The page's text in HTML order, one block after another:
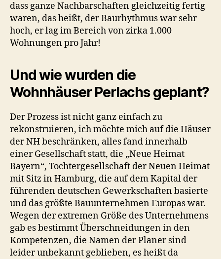
dass ganze Nachbarschaften gleichzeitig fertig
waren, das heißt, der Baurhythmus war sehr
hoch, er lag im Bereich von zirka 1.000
Wohnungen pro Jahr!
Und wie wurden die
Wohnhäuser Perlachs geplant?
Der Prozess ist nicht ganz einfach zu
rekonstruieren, ich möchte mich auf die Häuser
der NH beschränken, alles fand innerhalb
einer Gesellschaft statt, die „Neue Heimat
Bayern“, Tochtergesellschaft der Neuen Heimat
mit Sitz in Hamburg, die auf dem Kapital der
führenden deutschen Gewerkschaften basierte
und das größte Bauunternehmen Europas war.
Wegen der extremen Größe des Unternehmens
gab es bestimmt Überschneidungen in den
Kompetenzen, die Namen der Planer sind
leider unbekannt geblieben, es heißt da